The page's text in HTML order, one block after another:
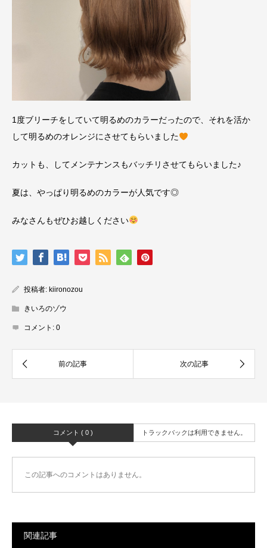
1度ブリーチをしていて明るめのカラーだったので、それを活か
して明るめのオレンジにさせてもらいました
カットも、してメンテナンスもバッチリさせてもらいました♪
夏は、やっぱり明るめのカラーが人気です◎
みなさんもぜひお越しください
投稿者: kiironozou
きいろのゾウ
コメント: 0
コメント ( 0 ) トラックバックは利用できません。
この記事へのコメントはありません。
関連記事